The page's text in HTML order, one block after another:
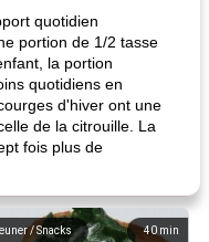
quotidien
portion de 1/2 tasse
la portion
quotidiens en
d'hiver ont une
de la citrouille. La
fois plus de
40 min
/ Snacks